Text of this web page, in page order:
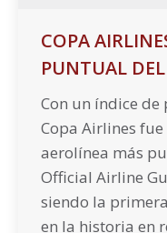
COPA
PUNTUAL
Con un índice
Copa Airlines
aerolínea más
Official Airline
siendo la
en la historia en